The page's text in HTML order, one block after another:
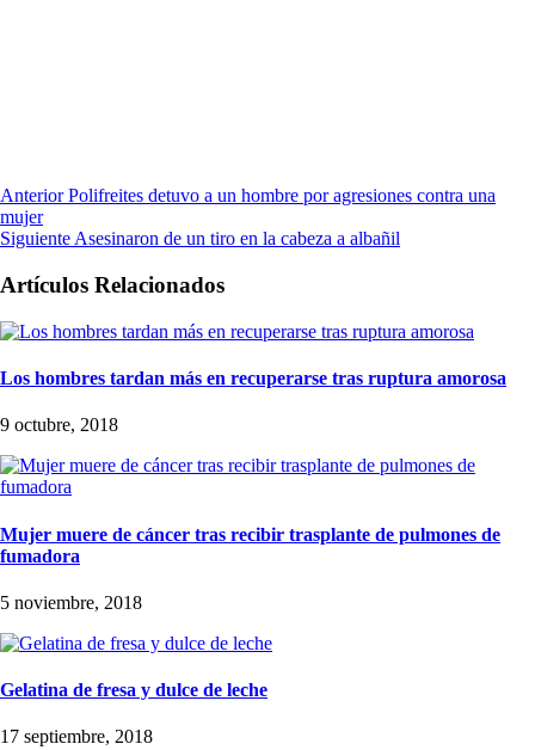
Anterior Polifreites detuvo a un hombre por agresiones contra una
mujer
Siguiente Asesinaron de un tiro en la cabeza a albañil
Artículos Relacionados
Los hombres tardan más en recuperarse tras ruptura amorosa
9 octubre, 2018
Mujer muere de cáncer tras recibir trasplante de pulmones de
fumadora
5 noviembre, 2018
Gelatina de fresa y dulce de leche
17 septiembre, 2018